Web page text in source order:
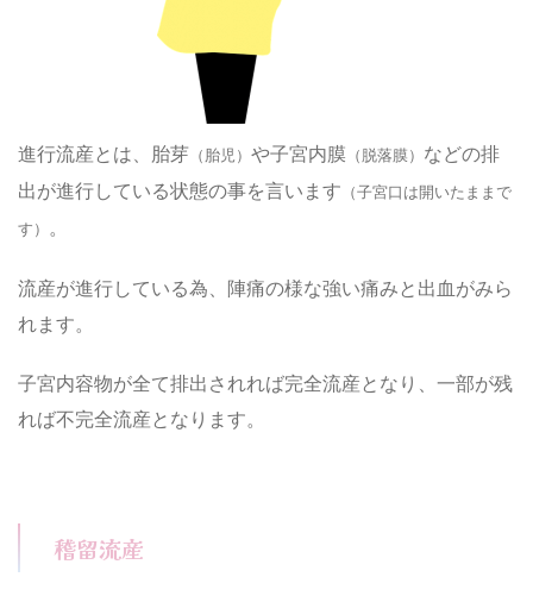
進行流産とは、胎芽 （胎児） や子宮内膜 （脱落膜） などの排
出が進行している状態の事を言います （子宮口は開いたままで
す） 。
流産が進行している為、陣痛の様な強い痛みと出血がみら
れます。
子宮内容物が全て排出されれば完全流産となり、一部が残
れば不完全流産となります。
稽留流産